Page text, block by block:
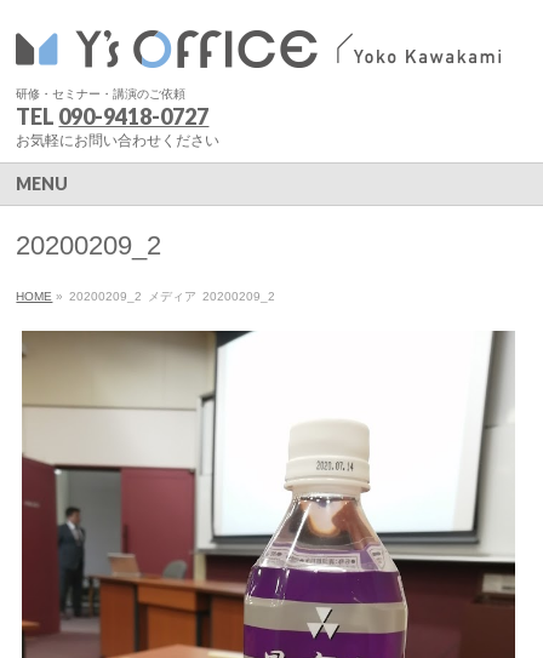
研修・セミナー・講演のご依頼
TEL 090-9418-0727
お気軽にお問い合わせください
MENU
20200209_2
HOME » 20200209_2 メディア 20200209_2